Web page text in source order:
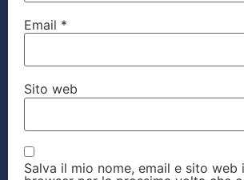
Email *
Sito web
Salva il mio nome, email e sito web